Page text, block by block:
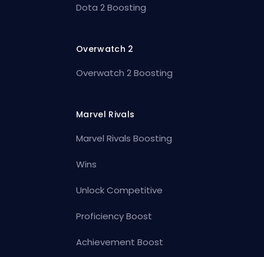
Dota 2 Boosting
Overwatch 2
Overwatch 2 Boosting
Marvel Rivals
Marvel Rivals Boosting
Wins
Unlock Competitive
Proficiency Boost
Achievement Boost